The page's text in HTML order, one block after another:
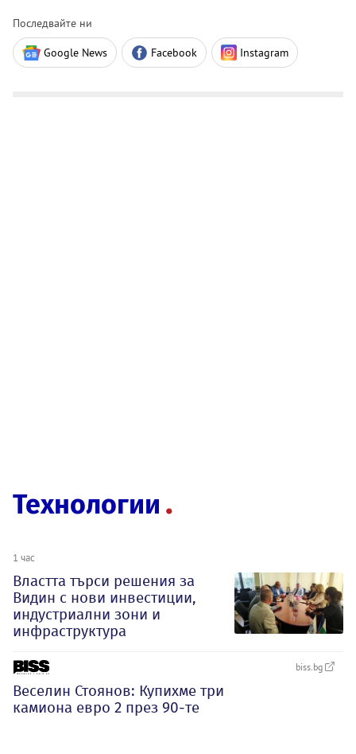
Последвайте ни
Google News Facebook Instagram
Технологии
1 час
Властта търси решения за
Видин с нови инвестиции,
индустриални зони и
инфраструктура
biss.bg
Веселин Стоянов: Купихме три
камиона евро 2 през 90-те